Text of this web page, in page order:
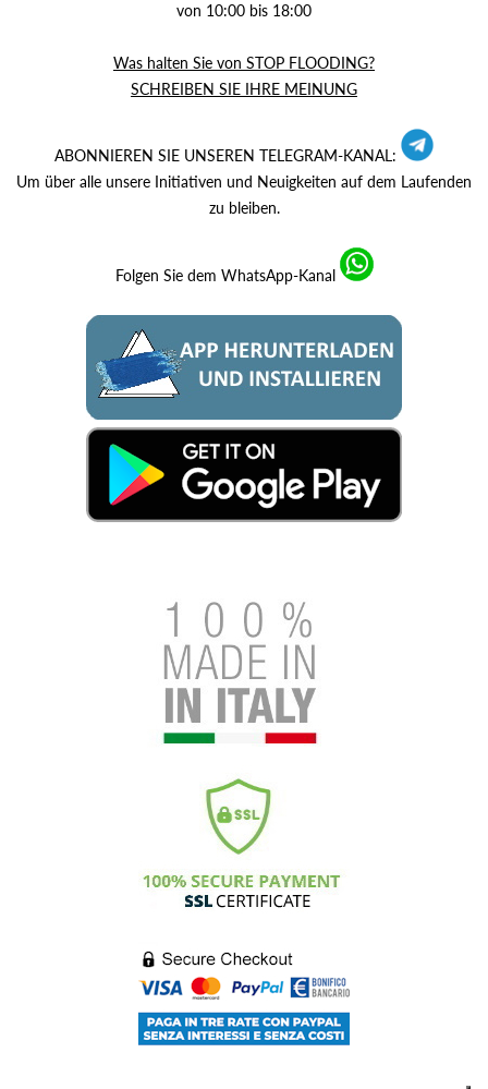
von 10:00 bis 18:00
Was halten Sie von STOP FLOODING?
SCHREIBEN SIE IHRE MEINUNG
ABONNIEREN SIE UNSEREN TELEGRAM-KANAL:
Um über alle unsere Initiativen und Neuigkeiten auf dem Laufenden
zu bleiben.
Folgen Sie dem WhatsApp-Kanal